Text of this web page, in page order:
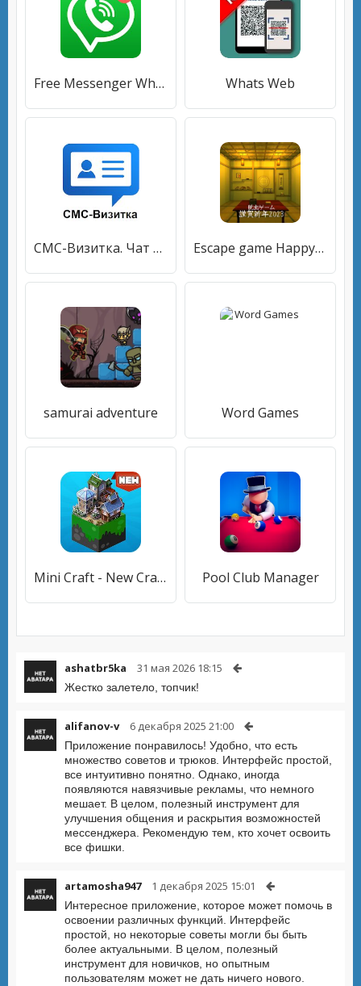
Free Messenger Whats Stickers New Whats Web
СМС-Визитка. Чат бот Whats, Vibeр, SMS рассылки Escape game HappyNewYear 2023
samurai adventure Word Games
Mini Craft - New Crafting Game 2020 Pool Club Manager
ashatbr5ka 31 мая 2026 18:15
Жестко залетело, топчик!
alifanov-v 6 декабря 2025 21:00
Приложение понравилось! Удобно, что есть
множество советов и трюков. Интерфейс простой,
все интуитивно понятно. Однако, иногда
появляются навязчивые рекламы, что немного
мешает. В целом, полезный инструмент для
улучшения общения и раскрытия возможностей
мессенджера. Рекомендую тем, кто хочет освоить
все фишки.
artamosha947 1 декабря 2025 15:01
Интересное приложение, которое может помочь в
освоении различных функций. Интерфейс
простой, но некоторые советы могли бы быть
более актуальными. В целом, полезный
инструмент для новичков, но опытным
пользователям может не дать ничего нового.